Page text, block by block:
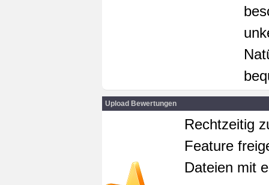
Upload Bewertungen
Rechtzeitig
Feature
Dateien mit